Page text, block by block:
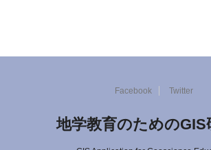
Facebook Twitter
地学教育のためのGIS